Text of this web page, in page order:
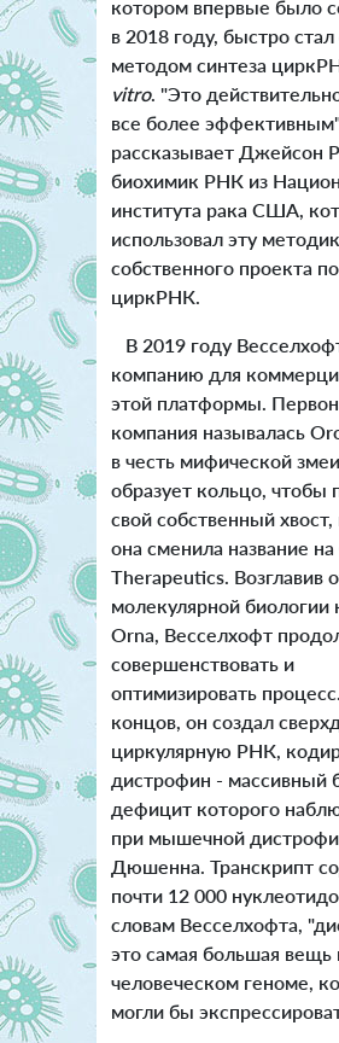
котором впервые было
в 2018 году, быстро
методом синтеза
vitro. "Это
все более
рассказывает Джейсон
биохимик РНК из
института рака США,
использовал эту
собственного проекта
циркРНК.
В 2019 году
компанию для
этой платформы.
компания называлась
в честь мифической
образует кольцо, чтобы
свой собственный
она сменила название
Therapeutics. Возглавив
молекулярной биологии
Orna, Весселхофт
совершенствовать и
оптимизировать
концов, он создал
циркулярную РНК,
дистрофин - массивный
дефицит которого
при мышечной
Дюшенна. Транскрипт
почти 12 000
словам Весселхофта,
это самая большая вещь
человеческом геноме,
могли бы